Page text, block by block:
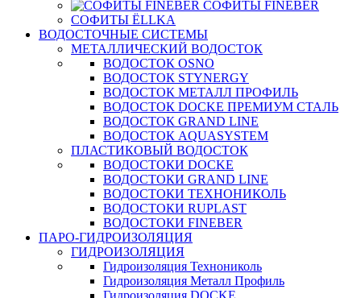
СОФИТЫ FINEBER
СОФИТЫ ЁLLKA
ВОДОСТОЧНЫЕ СИСТЕМЫ
МЕТАЛЛИЧЕСКИЙ ВОДОСТОК
ВОДОСТОК OSNO
ВОДОСТОК STYNERGY
ВОДОСТОК МЕТАЛЛ ПРОФИЛЬ
ВОДОСТОК DOCKE ПРЕМИУМ СТАЛЬ
ВОДОСТОК GRAND LINE
ВОДОСТОК AQUASYSTEM
ПЛАСТИКОВЫЙ ВОДОСТОК
ВОДОСТОКИ DOCKE
ВОДОСТОКИ GRAND LINE
ВОДОСТОКИ ТЕХНОНИКОЛЬ
ВОДОСТОКИ RUPLAST
ВОДОСТОКИ FINEBER
ПАРО-ГИДРОИЗОЛЯЦИЯ
ГИДРОИЗОЛЯЦИЯ
Гидроизоляция Технониколь
Гидроизоляция Металл Профиль
Гидроизоляция DOCKE